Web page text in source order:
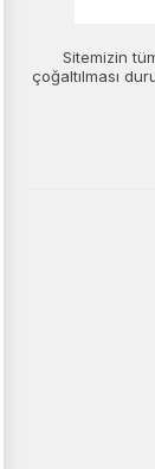
Sitemizin
çoğaltılması